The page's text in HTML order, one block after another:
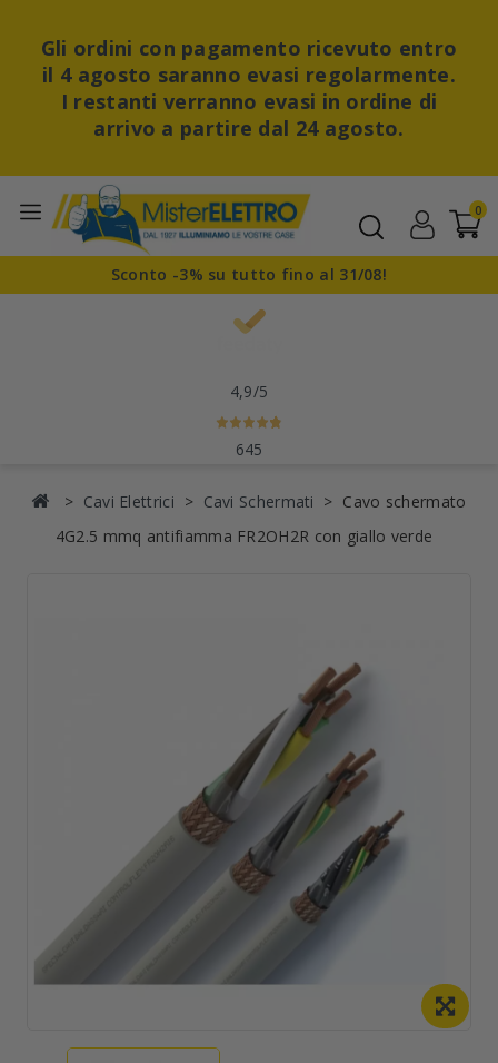
Gli ordini con pagamento ricevuto entro
il 4 agosto saranno evasi regolarmente.
I restanti verranno evasi in ordine di
arrivo a partire dal 24 agosto.
0
Sconto -3% su tutto fino al 31/08!
4,9/5
645
Cavi Elettrici Cavi Schermati
Cavo schermato
4G2.5 mmq antifiamma FR2OH2R con giallo verde